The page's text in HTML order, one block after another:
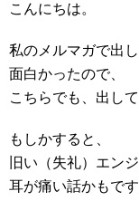
こんにちは。
私のメルマガで出
面白かったので、
こちらでも、出して
もしかすると、
旧い（失礼）エン
耳が痛い話かもです